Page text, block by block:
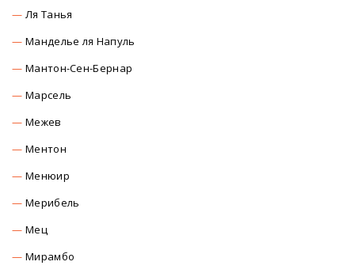
Ля Танья
Манделье ля Напуль
Мантон-Сен-Бернар
Марсель
Межев
Ментон
Менюир
Мерибель
Мец
Мирамбо